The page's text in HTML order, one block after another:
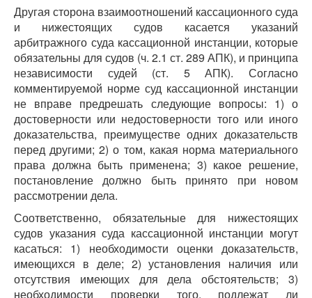
Другая сторона взаимоотношений кассационного суда
и нижестоящих судов касается указаний
арбитражного суда кассационной инстанции, которые
обязательны для судов (ч. 2.1 ст. 289 АПК), и принципа
независимости судей (ст. 5 АПК). Согласно
комментируемой норме суд кассационной инстанции
не вправе предрешать следующие вопросы: 1) о
достоверности или недостоверности того или иного
доказательства, преимуществе одних доказательств
перед другими; 2) о том, какая норма материального
права должна быть применена; 3) какое решение,
постановление должно быть принято при новом
рассмотрении дела.
Соответственно, обязательные для нижестоящих
судов указания суда кассационной инстанции могут
касаться: 1) необходимости оценки доказательств,
имеющихся в деле; 2) установления наличия или
отсутствия имеющих для дела обстоятельств; 3)
необходимости проверки того, подлежат ли